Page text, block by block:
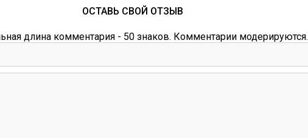
ОСТАВЬ СВОЙ ОТЗЫВ
длина комментария - 50 знаков. Комментарии модерируются.